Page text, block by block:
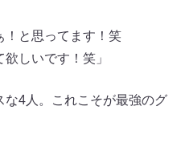
！と思ってます！笑
しいです！笑」
4人。これこそが最強のグ